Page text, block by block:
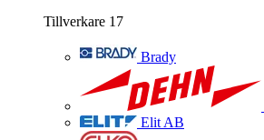
Tillverkare 17
Brady
Elit AB